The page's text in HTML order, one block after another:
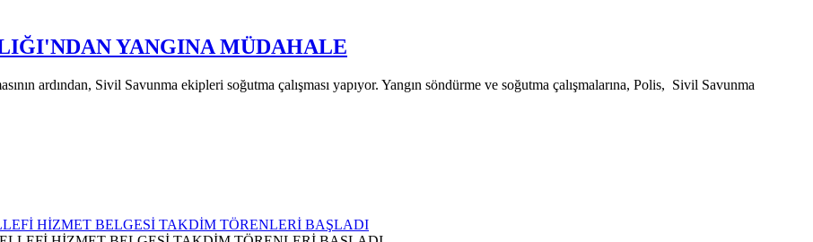
YANGINA MÜDAHALE
ardından, Sivil Savunma ekipleri soğutma çalışması yapıyor. Yangın söndürme ve soğutma çalışmalarına, Polis, Sivil Savunma
HİZMET BELGESİ TAKDİM TÖRENLERİ BAŞLADI